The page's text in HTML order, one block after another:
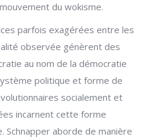
du wokisme.
parfois exagérées entre les
observée génèrent des
au nom de la démocratie
politique et forme de
socialement et
incarnent cette forme
aborde de manière